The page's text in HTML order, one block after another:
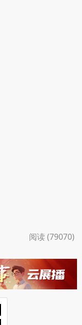
阅读 (79070)